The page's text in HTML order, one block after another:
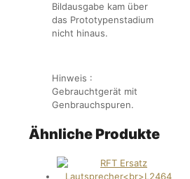
Bildausgabe kam über
das Prototypenstadium
nicht hinaus.
Hinweis :
Gebrauchtgerät mit
Genbrauchspuren.
Ähnliche Produkte